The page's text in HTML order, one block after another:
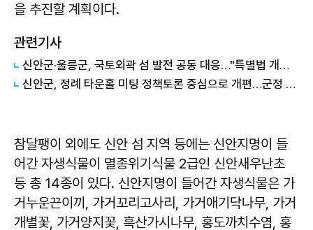
을 추진할 계획이다.
관련기사
신안군·울릉군, 국토외곽 섬 발전 공동 대응…"특별법 개정 협력"
신안군, 정례 타운홀 미팅 정책토론 중심으로 개편…군정 소통 강화
참달팽이 외에도 신안 섬 지역 등에는 신안지명이 들
어간 자생식물이 멸종위기식물 2급인 신안새우난초
등 총 14종이 있다. 신안지명이 들어간 자생식물은 가
거누운끈이끼, 가거꼬리고사리, 가거애기닥나무, 가거
개별꽃, 가거양지꽃, 흑산가시나무, 홍도까치수염, 홍